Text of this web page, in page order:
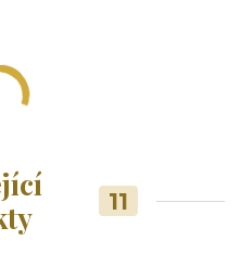
11